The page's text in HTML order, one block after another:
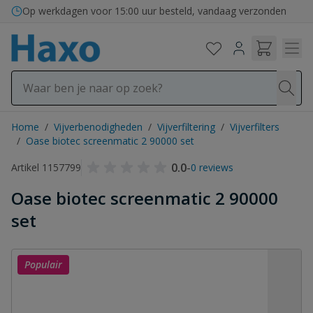
Ga naar de inhoud
Op werkdagen voor 15:00 uur besteld, vandaag verzonden
Home / Vijverbenodigheden / Vijverfiltering / Vijverfilters
/ Oase biotec screenmatic 2 90000 set
Artikel 1157799
0.0-0 reviews
Oase biotec screenmatic 2 90000
set
Populair